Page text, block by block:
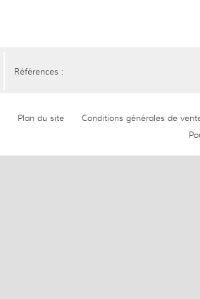
Références :
Plan du site Conditions générales de